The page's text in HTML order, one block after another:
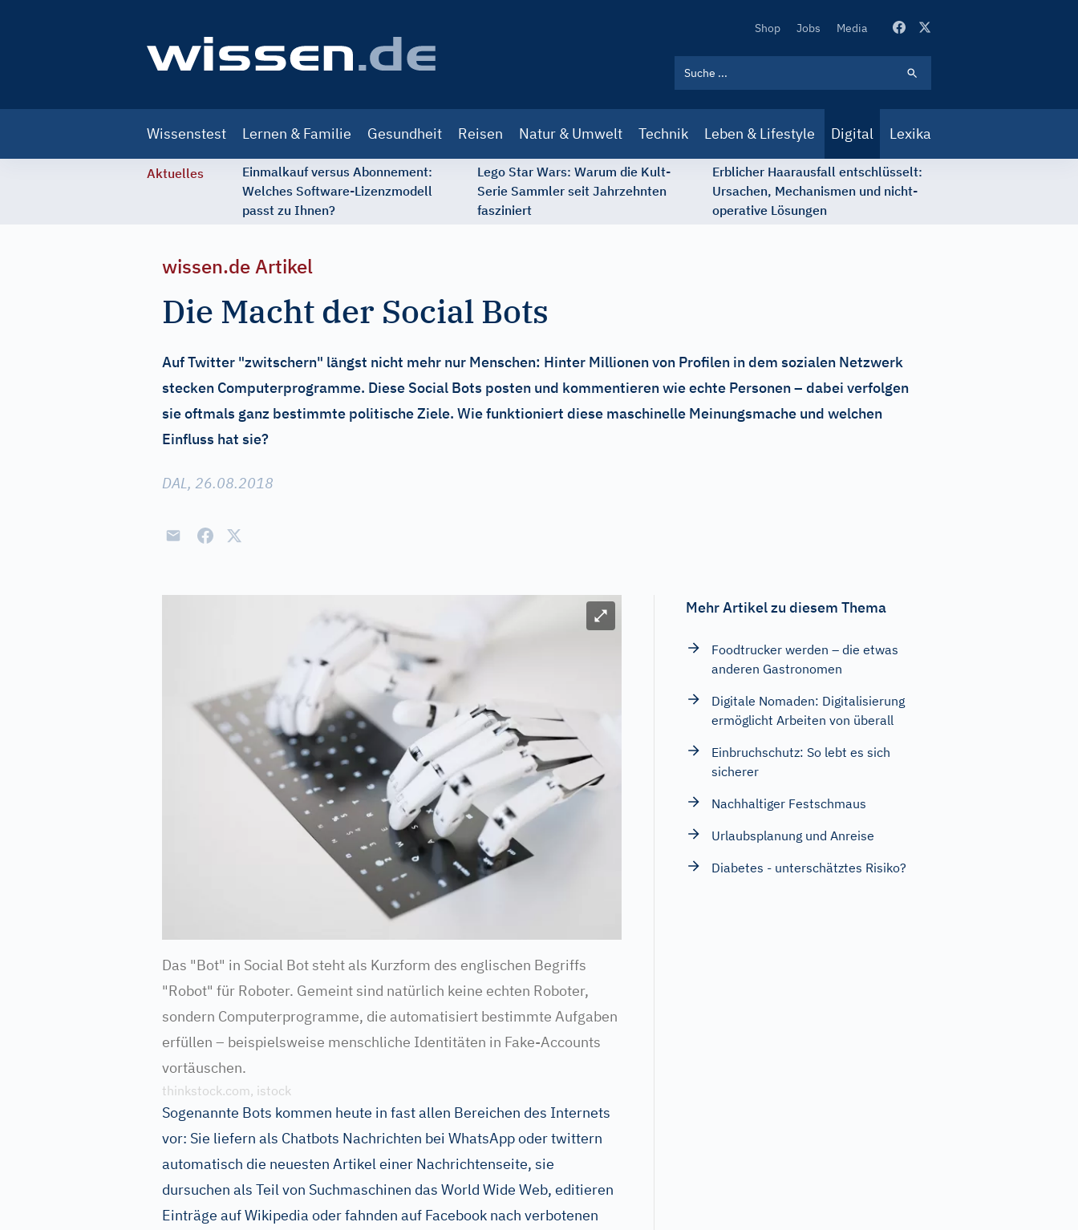
Secondary
Shop Jobs Media
navigation
Wissenstest Lernen & Familie Gesundheit Reisen Natur & Umwelt Technik Leben & Lifestyle Digital Lexika
Aktuelles
Einmalkauf versus Abonnement:
Welches Software-Lizenzmodell
passt zu Ihnen?
Lego Star Wars: Warum die Kult-
Serie Sammler seit Jahrzehnten
fasziniert
Erblicher Haarausfall entschlüsselt:
Ursachen, Mechanismen und nicht-
operative Lösungen
wissen.de Artikel
Die Macht der Social Bots
Auf Twitter "zwitschern" längst nicht mehr nur Menschen: Hinter Millionen von Profilen in dem sozialen Netzwerk
stecken Computerprogramme. Diese Social Bots posten und kommentieren wie echte Personen – dabei verfolgen
sie oftmals ganz bestimmte politische Ziele. Wie funktioniert diese maschinelle Meinungsmache und welchen
Einfluss hat sie?
DAL, 26.08.2018
Bild vergrößern
Das "Bot" in Social Bot steht als Kurzform des englischen Begriffs
"Robot" für Roboter. Gemeint sind natürlich keine echten Roboter,
sondern Computerprogramme, die automatisiert bestimmte Aufgaben
erfüllen – beispielsweise menschliche Identitäten in Fake-Accounts
vortäuschen.
thinkstock.com, istock
Sogenannte Bots kommen heute in fast allen Bereichen des Internets
vor: Sie liefern als Chatbots Nachrichten bei WhatsApp oder twittern
automatisch die neuesten Artikel einer Nachrichtenseite, sie
dursuchen als Teil von Suchmaschinen das World Wide Web, editieren
Einträge auf Wikipedia oder fahnden auf Facebook nach verbotenen
Mehr Artikel zu diesem Thema
Foodtrucker werden – die etwas
anderen Gastronomen
Digitale Nomaden: Digitalisierung
ermöglicht Arbeiten von überall
Einbruchschutz: So lebt es sich
sicherer
Nachhaltiger Festschmaus
Urlaubsplanung und Anreise
Diabetes - unterschätztes Risiko?